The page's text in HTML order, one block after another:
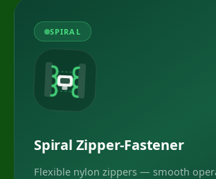
SPIRAL
Spiral Zipper-Fastener
Flexible nylon zippers — smooth